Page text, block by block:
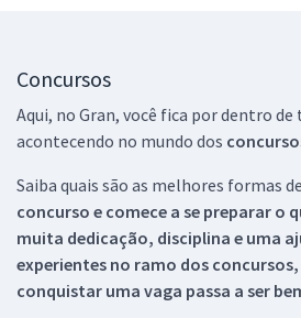
Concursos
Aqui, no Gran, você fica por dentro de
acontecendo no mundo dos
Saiba quais são as melhores formas de
concurso e comece a se preparar o
muita dedicação, disciplina e uma
experientes no ramo dos concursos,
conquistar uma vaga passa a ser